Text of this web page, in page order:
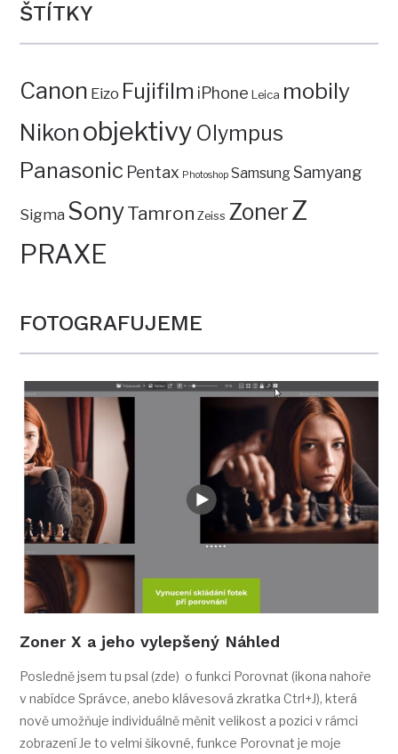
ŠTÍTKY
Canon Eizo Fujifilm iPhone Leica mobily
Nikon objektivy Olympus
Panasonic Pentax Photoshop SamsungSamyang
Sigma SonyTamron Zeiss ZonerZ
PRAXE
FOTOGRAFUJEME
Zoner X a jeho vylepšený Náhled
Posledně jsem tu psal (zde) o funkci Porovnat (ikona nahoře
v nabídce Správce, anebo klávesová zkratka Ctrl+J), která
nově umožňuje individuálně měnit velikost a pozici v rámci
zobrazení Je to velmi šikovné, funkce Porovnat je moje